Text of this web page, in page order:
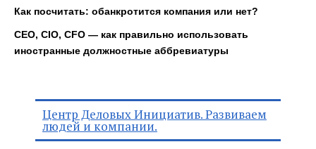
Как посчитать: обанкротится компания или нет?
CEO, CIO, CFO — как правильно использовать
иностранные должностные аббревиатуры
Центр Деловых Инициатив. Развиваем
людей и компании.